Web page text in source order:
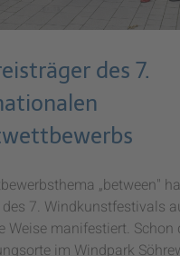
des 7.
„between"
7. Windkunstfestivals
Weise manifestiert. Schon
im Windpark